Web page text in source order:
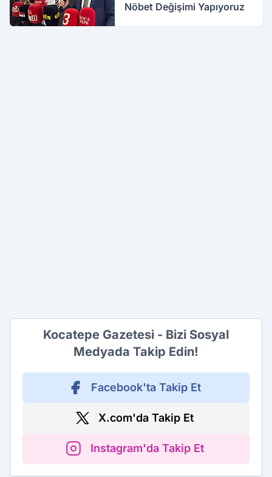
Nöbet Değişimi Yapıyoruz
Kocatepe Gazetesi - Bizi Sosyal
Medyada Takip Edin!
Facebook'ta Takip Et
X.com'da Takip Et
Instagram'da Takip Et